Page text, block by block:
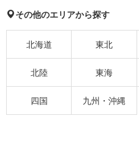
その他のエリアから探す
北海道 東北
北陸 東海
四国 九州・沖縄